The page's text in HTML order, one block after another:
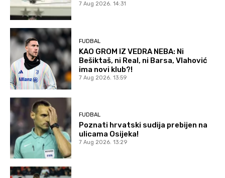
7 Aug 2026. 14:31
FUDBAL
KAO GROM IZ VEDRA NEBA: Ni
Bešiktaš, ni Real, ni Barsa, Vlahović
ima novi klub?!
7 Aug 2026. 13:59
FUDBAL
Poznati hrvatski sudija prebijen na
ulicama Osijeka!
7 Aug 2026. 13:29